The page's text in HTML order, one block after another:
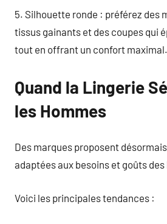
5. Silhouette ronde : préférez des
tissus gainants et des coupes qui
tout en offrant un confort maximal.
Quand la Lingerie
les Hommes
Des marques proposent
adaptées aux besoins et goûts
Voici les principales tendances :